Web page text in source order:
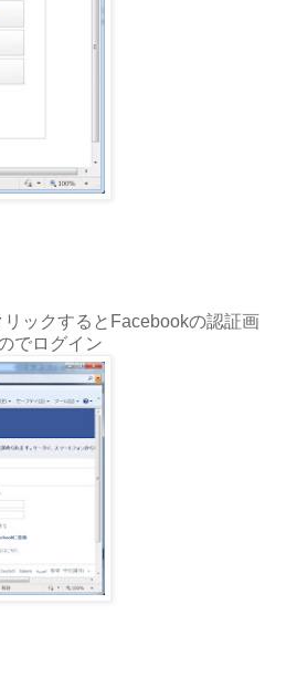
ックするとFacebookの認証画
でログイン